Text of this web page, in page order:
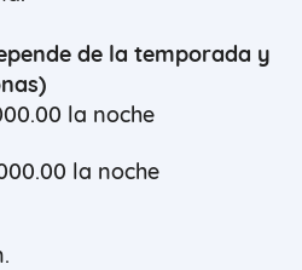
de la temporada y
la noche
la noche